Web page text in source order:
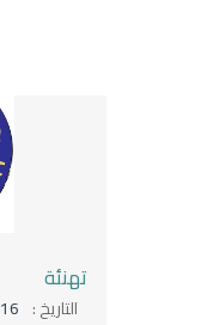
تهنئة
التاريخ : 16 Feb 2026